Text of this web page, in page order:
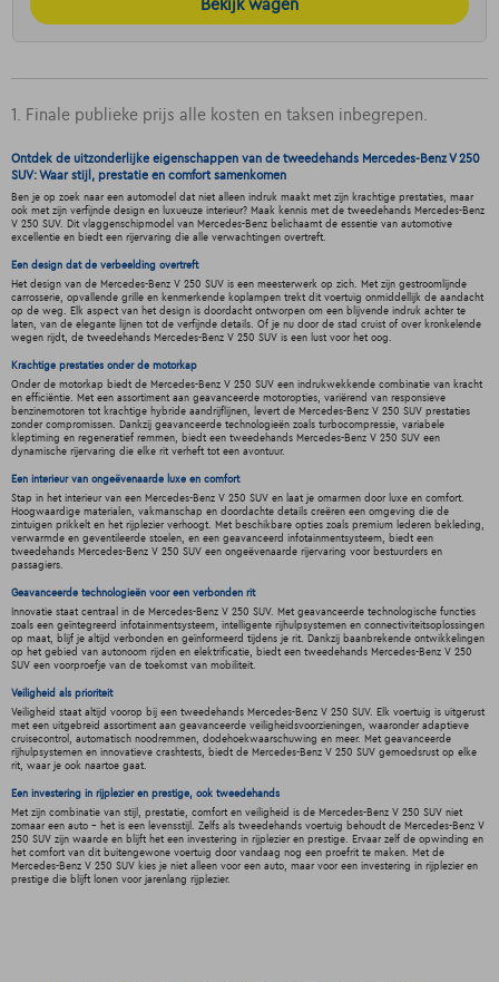
Bekijk wagen
1. Finale publieke prijs alle kosten en taksen inbegrepen.
Ontdek de uitzonderlijke eigenschappen van de tweedehands Mercedes-Benz V 250
SUV: Waar stijl, prestatie en comfort samenkomen
Ben je op zoek naar een automodel dat niet alleen indruk maakt met zijn krachtige prestaties, maar
ook met zijn verfijnde design en luxueuze interieur? Maak kennis met de tweedehands Mercedes-Benz
V 250 SUV. Dit vlaggenschipmodel van Mercedes-Benz belichaamt de essentie van automotive
excellentie en biedt een rijervaring die alle verwachtingen overtreft.
Een design dat de verbeelding overtreft
Het design van de Mercedes-Benz V 250 SUV is een meesterwerk op zich. Met zijn gestroomlijnde
carrosserie, opvallende grille en kenmerkende koplampen trekt dit voertuig onmiddellijk de aandacht
op de weg. Elk aspect van het design is doordacht ontworpen om een blijvende indruk achter te
laten, van de elegante lijnen tot de verfijnde details. Of je nu door de stad cruist of over kronkelende
wegen rijdt, de tweedehands Mercedes-Benz V 250 SUV is een lust voor het oog.
Krachtige prestaties onder de motorkap
Onder de motorkap biedt de Mercedes-Benz V 250 SUV een indrukwekkende combinatie van kracht
en efficiëntie. Met een assortiment aan geavanceerde motoropties, variërend van responsieve
benzinemotoren tot krachtige hybride aandrijflijnen, levert de Mercedes-Benz V 250 SUV prestaties
zonder compromissen. Dankzij geavanceerde technologieën zoals turbocompressie, variabele
kleptiming en regeneratief remmen, biedt een tweedehands Mercedes-Benz V 250 SUV een
dynamische rijervaring die elke rit verheft tot een avontuur.
Een interieur van ongeëvenaarde luxe en comfort
Stap in het interieur van een Mercedes-Benz V 250 SUV en laat je omarmen door luxe en comfort.
Hoogwaardige materialen, vakmanschap en doordachte details creëren een omgeving die de
zintuigen prikkelt en het rijplezier verhoogt. Met beschikbare opties zoals premium lederen bekleding,
verwarmde en geventileerde stoelen, en een geavanceerd infotainmentsysteem, biedt een
tweedehands Mercedes-Benz V 250 SUV een ongeëvenaarde rijervaring voor bestuurders en
passagiers.
Geavanceerde technologieën voor een verbonden rit
Innovatie staat centraal in de Mercedes-Benz V 250 SUV. Met geavanceerde technologische functies
zoals een geïntegreerd infotainmentsysteem, intelligente rijhulpsystemen en connectiviteitsoplossingen
op maat, blijf je altijd verbonden en geïnformeerd tijdens je rit. Dankzij baanbrekende ontwikkelingen
op het gebied van autonoom rijden en elektrificatie, biedt een tweedehands Mercedes-Benz V 250
SUV een voorproefje van de toekomst van mobiliteit.
Veiligheid als prioriteit
Veiligheid staat altijd voorop bij een tweedehands Mercedes-Benz V 250 SUV. Elk voertuig is uitgerust
met een uitgebreid assortiment aan geavanceerde veiligheidsvoorzieningen, waaronder adaptieve
cruisecontrol, automatisch noodremmen, dodehoekwaarschuwing en meer. Met geavanceerde
rijhulpsystemen en innovatieve crashtests, biedt de Mercedes-Benz V 250 SUV gemoedsrust op elke
rit, waar je ook naartoe gaat.
Een investering in rijplezier en prestige, ook tweedehands
Met zijn combinatie van stijl, prestatie, comfort en veiligheid is de Mercedes-Benz V 250 SUV niet
zomaar een auto - het is een levensstijl. Zelfs als tweedehands voertuig behoudt de Mercedes-Benz V
250 SUV zijn waarde en blijft het een investering in rijplezier en prestige. Ervaar zelf de opwinding en
het comfort van dit buitengewone voertuig door vandaag nog een proefrit te maken. Met de
Mercedes-Benz V 250 SUV kies je niet alleen voor een auto, maar voor een investering in rijplezier en
prestige die blijft lonen voor jarenlang rijplezier.